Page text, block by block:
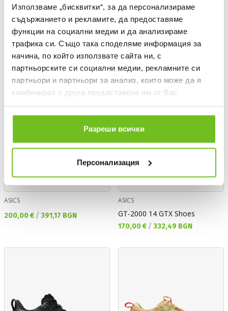
Използваме „бисквитки“, за да персонализираме
съдържанието и рекламите, да предоставяме
функции на социални медии и да анализираме
трафика си. Също така споделяме информация за
начина, по който използвате сайта ни, с
партньорските си социални медии, рекламните си
партньори и партньори за анализ, които може да я
комбинират с друга предоставена им от Вас
ползването от Ваша страна на услугите им.
Разреши всички
Персонализация
ASICS
GEL-ROCKET 12 Shoes
Текуща цена:
75,00 €/146,69 BGN
ASICS
Текуща цена:
110,00 €/215,14 BGN
ASICS
Текуща цена:
200,00 € / 391,17 BGN
ASICS
GT-2000 14 GTX Shoes
Текуща цена:
170,00 € / 332,49 BGN